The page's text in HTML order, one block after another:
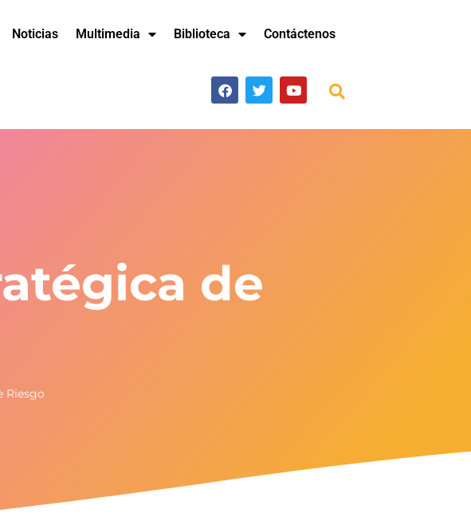
Noticias Multimedia Biblioteca Contáctenos
de
Riesgo